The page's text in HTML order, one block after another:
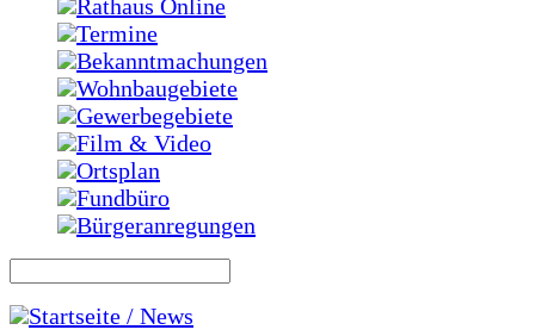
Rathaus Online
Termine
Bekanntmachungen
Wohnbaugebiete
Gewerbegebiete
Film & Video
Ortsplan
Fundbüro
Bürgeranregungen
Startseite / News